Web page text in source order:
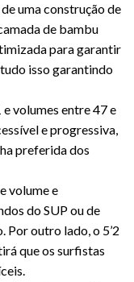
uma construção de
de bambu
para garantir
isso garantindo
e volumes entre 47 e
e progressiva,
preferida dos
volume e
do SUP ou de
Por outro lado, o 5’2
que os surfistas